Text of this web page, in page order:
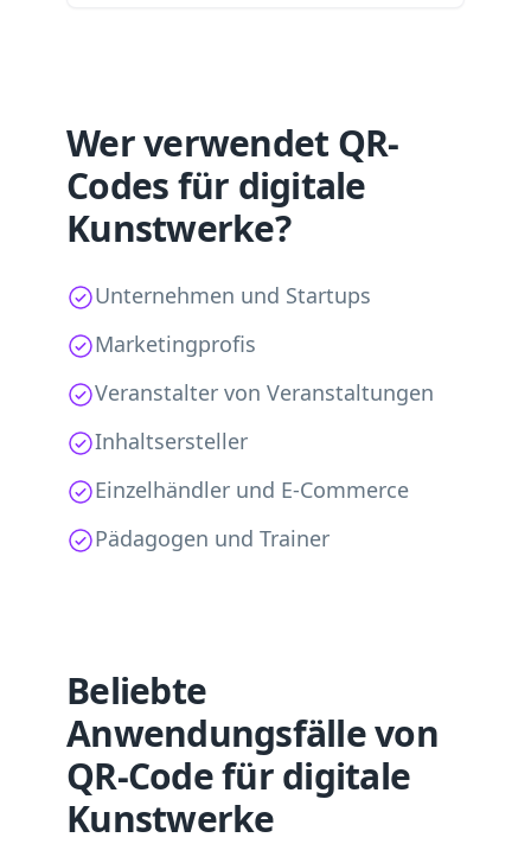
Wer verwendet QR-
Codes für digitale
Kunstwerke?
Unternehmen und Startups
Marketingprofis
Veranstalter von Veranstaltungen
Inhaltsersteller
Einzelhändler und E-Commerce
Pädagogen und Trainer
Beliebte
Anwendungsfälle von
QR-Code für digitale
Kunstwerke